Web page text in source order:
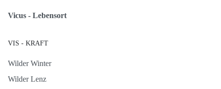
Vicus - Lebensort
VIS - KRAFT
Wilder Winter
Wilder Lenz